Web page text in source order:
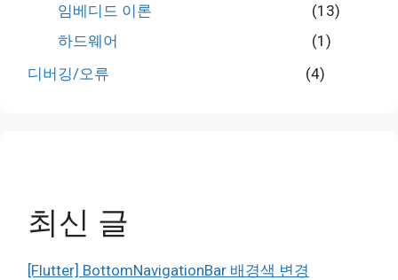
임베디드 이론
(13)
하드웨어
(1)
디버깅/오류
(4)
최신 글
[Flutter] BottomNavigationBar 배경색 변경